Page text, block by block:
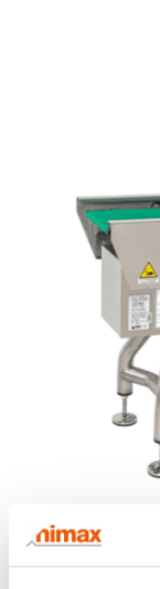
Il sistema di verifica